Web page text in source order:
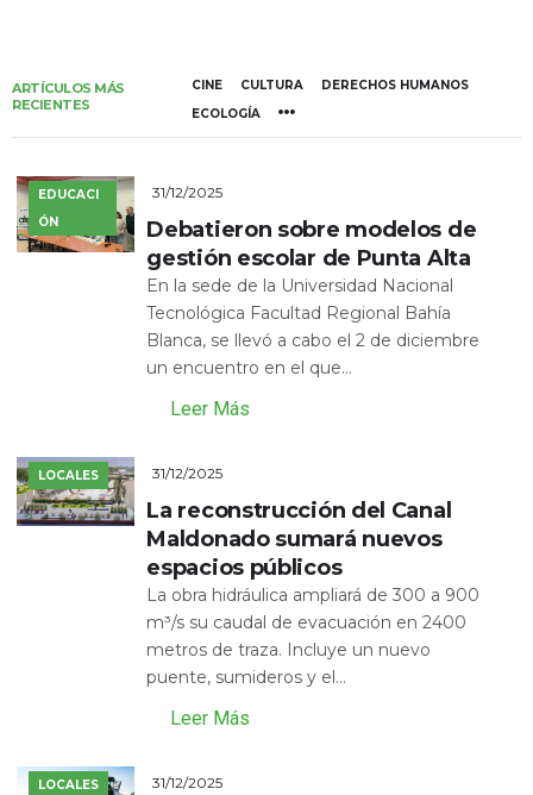
ARTÍCULOS MÁS
RECIENTES
CINE CULTURA
DERECHOS HUMANOS
ECOLOGÍA
EDUCACI
ÓN
31/12/2025
Debatieron sobre modelos de
gestión escolar de Punta Alta
En la sede de la Universidad Nacional
Tecnológica Facultad Regional Bahía
Blanca, se llevó a cabo el 2 de diciembre
un encuentro en el que...
Leer Más
LOCALES 31/12/2025
La reconstrucción del Canal
Maldonado sumará nuevos
espacios públicos
La obra hidráulica ampliará de 300 a 900
m³/s su caudal de evacuación en 2400
metros de traza. Incluye un nuevo
puente, sumideros y el...
Leer Más
LOCALES 31/12/2025